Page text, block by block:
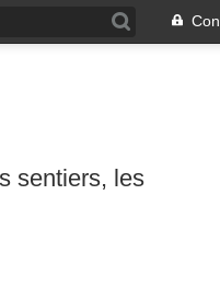
sentiers, les